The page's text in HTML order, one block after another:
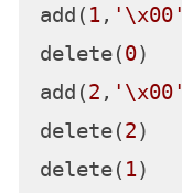
add( 1, '\x00'
delete(0)
add(2 , '\x00'
delete(2)
delete( 1)